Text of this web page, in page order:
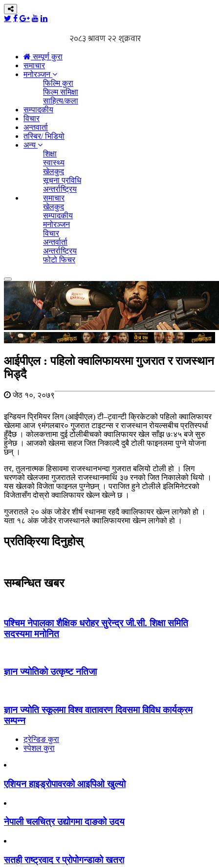
सम्पूर्ण कुरा
समाचार
मनोरञ्जन
फिल्मि कुरा
फिल्म समिक्षा
साहित्य/कला
सम्पादकीय
विचार
अन्तवार्ता
तस्बिर/ भिडियो
अन्य
शिक्षा
स्वास्थ्य
खेलकुद
सूचना प्रविधि
अन्तर्राष्ट्रिय
समाचार
खेलकुद
सम्पादकीय
मनोरञ्जन
विचार
अन्तर्वार्ता
अन्तर्राष्ट्रिय
फोटो फिचर
Toggle
navigation
आईपीएल : पहिलो क्वालिफायरमा गुजरात र राजस्थान
भिड्दै
जेठ १०, २०७९
इन्डियन प्रिमियर लिग (आईपीएल) टी–ट्वान्टी क्रिकेटको पहिलो क्वालिफायर
खेलमा आज ९मंगलबार० गुजरात टाइटन्स र राजस्थान रोयल्सबीच प्रतिस्पर्धा
हुँदैछ ।​ कोलकत्तामा दुई टोलीबीचको क्वालिफायर खेल साँझ ७ः४५ बजे सुरु
हुनेछ । आजको खेलमा सहज जित निकाल्दै दुबै टोली फाइनलमा पुग्ने योजना
छन् ।
तर, तुलनात्मक हिसावमा राजस्थानभन्दा गुजरात बलियो टोली हो । लिग
चरणको खेलजमा गुजरातले राजस्थानमाथि ३७ रनको जित निकालेको थियो ।
यस खेलको विजेता फाइनल पुग्नेछन् । पराजित हुने टोलीले इलिमिनेटरको
विजेतासँग दोस्रो क्वालिफायर खेल्न खेल्ने छ ।
गुजरातले २० अंक जोडेर शीर्ष स्थानमा रहदै क्वालिफायर खेल्न लागेको हो ।
यता १८ अंक जोडेर राजस्थानले क्वालिफायरमा खेल्न लागेको हो ।
प्रतिक्रिया दिनुहोस्
सम्बन्धित खबर
पश्चिम नेपालका शैक्षिक धरोहर सुरेन्द्र जी.सी. शिक्षा समिति
सदस्यमा मनोनित
ज्ञान ज्योतिकाे उत्कृष्ट नतिजा
ज्ञान ज्योति स्कूलमा विश्व वातावरण दिवसमा विविध कार्यक्रम
सम्पन्न
ट्रेन्डिङ कुरा
स्पेशल कुरा
एशियन हाइड्रोपावरको आइपिओ खुल्यो
नेपाली चलचित्र उद्योगमा दाङको उदय
सतही राष्ट्रवाद र प्रोपोगन्डाको खतरा